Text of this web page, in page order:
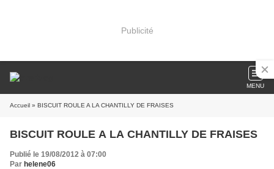
Publicité
MENU
Accueil » BISCUIT ROULE A LA CHANTILLY DE FRAISES
BISCUIT ROULE A LA CHANTILLY DE FRAISES
Publié le 19/08/2012 à 07:00
Par helene06